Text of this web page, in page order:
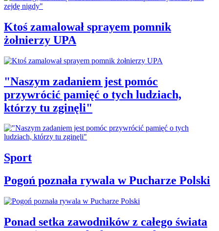
Ktoś zamalował sprayem pomnik
żołnierzy UPA
"Naszym zadaniem jest pomóc
przywrócić pamięć o tych ludziach,
którzy tu zginęli"
Sport
Pogoń poznała rywala w Pucharze Polski
Ponad setka zawodników z całego świata